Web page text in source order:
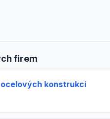
firem
konstrukcí